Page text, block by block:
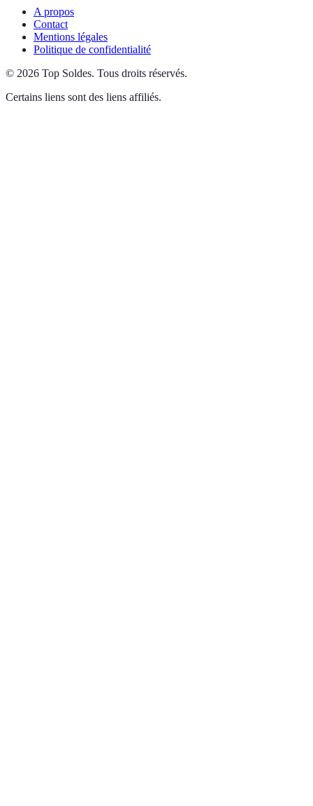
A propos
Contact
Mentions légales
Politique de confidentialité
© 2026 Top Soldes. Tous droits réservés.
Certains liens sont des liens affiliés.